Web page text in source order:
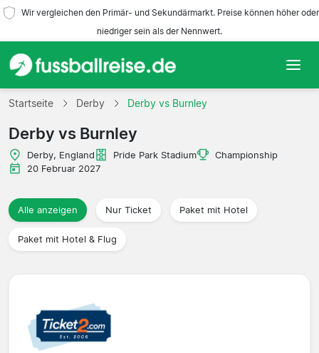
Wir vergleichen den Primär- und Sekundärmarkt. Preise können höher oder
niedriger sein als der Nennwert.
Startseite
Mannschaften
Ligen
Reisebüros
Startseite Derby Derby vs Burnley
Derby vs Burnley
Derby, England Pride Park Stadium
Championship
20 Februar 2027
Alle anzeigen Nur Ticket Paket mit Hotel
Paket mit Hotel & Flug